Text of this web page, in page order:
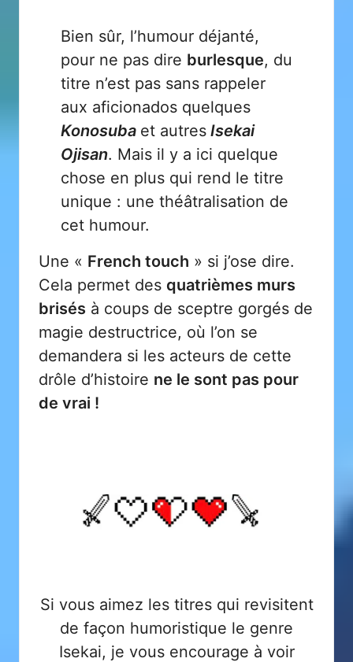
Bien sûr, l’humour déjanté,
pour ne pas dire burlesque, du
titre n’est pas sans rappeler
aux aficionados quelques
Konosuba et autres Isekai
Ojisan. Mais il y a ici quelque
chose en plus qui rend le titre
unique : une théâtralisation de
cet humour.
Une « French touch » si j’ose dire.
Cela permet des quatrièmes murs
brisés à coups de sceptre gorgés de
magie destructrice, où l’on se
demandera si les acteurs de cette
drôle d’histoire ne le sont pas pour
de vrai !
Si vous aimez les titres qui revisitent
de façon humoristique le genre
Isekai, je vous encourage à voir